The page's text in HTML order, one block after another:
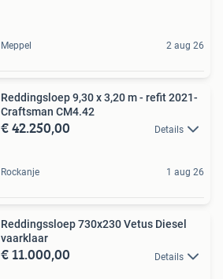
Meppel 2 aug 26
Reddingsloep 9,30 x 3,20 m - refit 2021-
Craftsman CM4.42
€ 42.250,00 Details
Rockanje 1 aug 26
Reddingssloep 730x230 Vetus Diesel
vaarklaar
€ 11.000,00 Details